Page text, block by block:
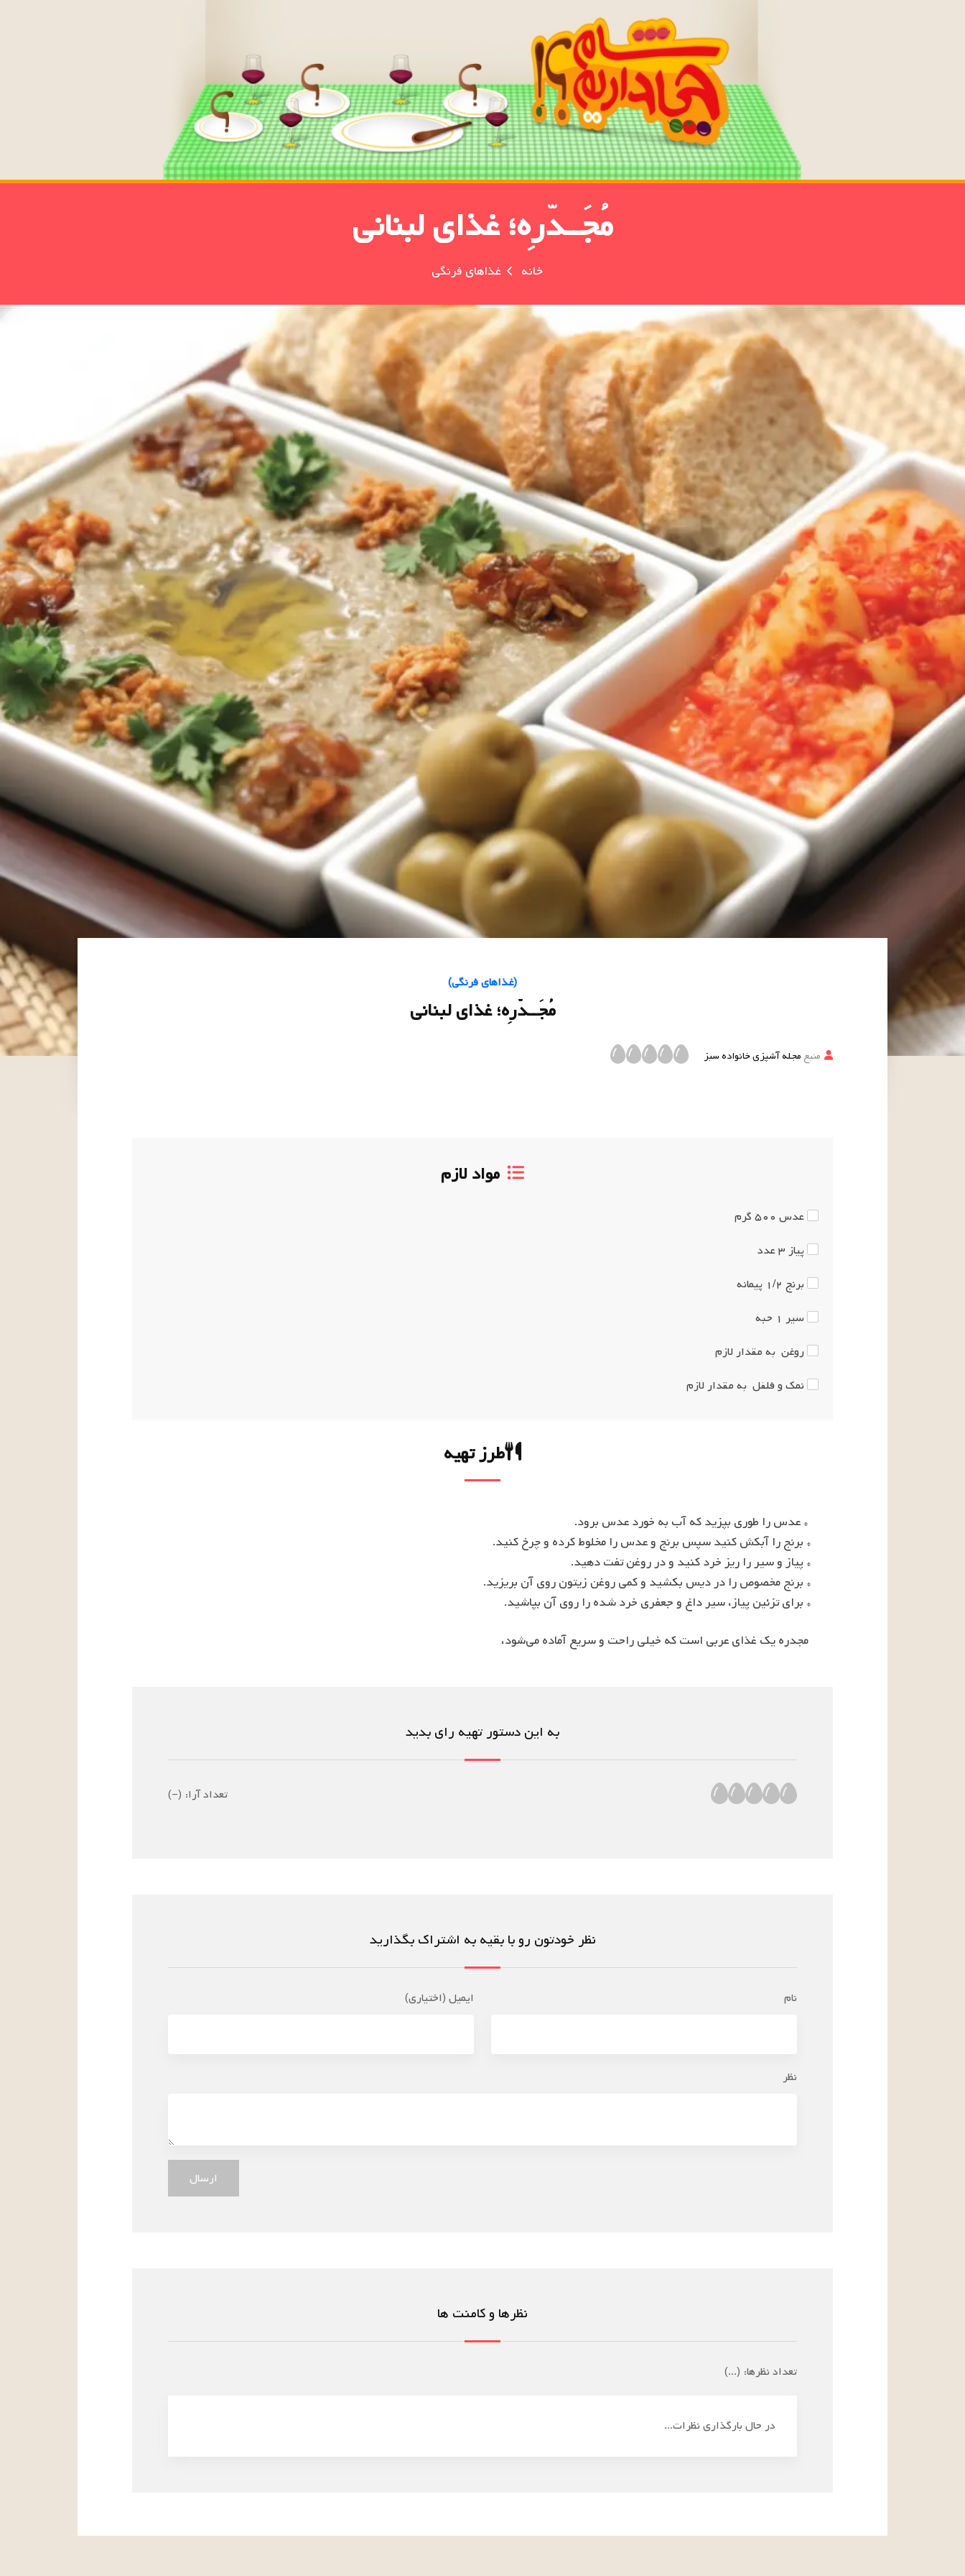
مُجَــدّرِه؛ غذای لبنانی
خانه غذاهای فرنگی
(غذاهای فرنگی)
مُجَــدّرِه؛ غذای لبنانی
منبع مجله آشپزی خانواده سبز
مواد لازم
عدس ۵۰۰ گرم
پیاز ۳عدد
برنج ۱/۲ پیمانه
سیر ۱ حبه
روغن به مقدار لازم
نمک و فلفل به مقدار لازم
طرز تهیه
* برای تزئین پیاز، سیر داغ و جعفری خرد شده را روی آن بپاشید.
مجدره یک غذای عربی است که خیلی راحت و سریع آماده می‌شود،
به این دستور تهیه رای بدید
تعداد آرا: (
–
)
نظر خودتون رو با بقیه به اشتراک بگذارید
نام ایمیل (اختیاری)
نظر
ارسال
نظرها و کامنت ها
تعداد نظرها: (
...
)
در حال بارگذاری نظرات...